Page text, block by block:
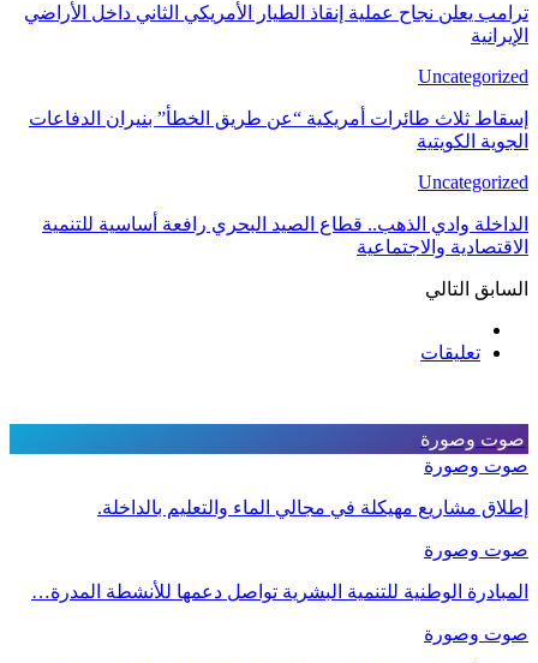
ترامب يعلن نجاح عملية إنقاذ الطيار الأمريكي الثاني داخل الأراضي
الإيرانية
Uncategorized
إسقاط ثلاث طائرات أمريكية “عن طريق الخطأ” بنيران الدفاعات
الجوية الكويتية
Uncategorized
الداخلة وادي الذهب.. قطاع الصيد البحري رافعة أساسية للتنمية
الاقتصادية والاجتماعية
السابق التالي
تعليقات
صوت وصورة
صوت وصورة
إطلاق مشاريع مهيكلة في مجالي الماء والتعليم بالداخلة.
صوت وصورة
المبادرة الوطنية للتنمية البشرية تواصل دعمها للأنشطة المدرة…
صوت وصورة